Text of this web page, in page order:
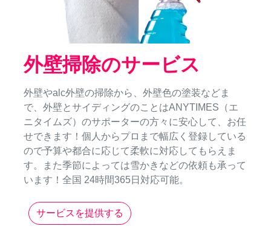
外壁掃除のサービス
外壁やalc外壁の掃除から、外壁色の塗装などま
で、外壁とサイディングのことはANYTIMES（エ
ニタイムズ）のサポーターの方々に安心して、お任
せできます！個人からプロまで幅広く登録している
ので予算や都合に応じて柔軟に対応してもらえま
す。また季節によっては雪かきなどの依頼も承って
います！全国 24時間365日対応可能。
サービスを提供する